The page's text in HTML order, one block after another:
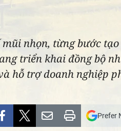
nhọn, từng bước
triển khai đồng bộ
hỗ trợ doanh nghiệp
Prefer